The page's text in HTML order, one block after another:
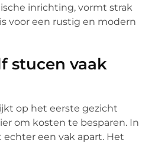
inrichting, vormt strak
voor een rustig en modern
stucen vaak
op het eerste gezicht
om kosten te besparen. In
een vak apart. Het